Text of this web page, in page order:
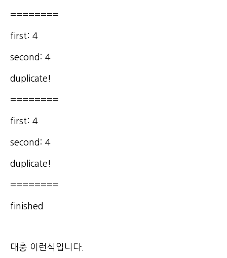
========
first: 4
second: 4
duplicate!
========
first: 4
second: 4
duplicate!
========
finished
대충 이런식입니다.